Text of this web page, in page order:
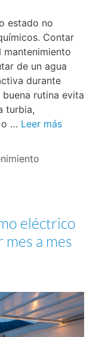
estado no
Contar
mantenimiento
de un agua
durante
rutina evita
turbia,
o … Leer más
eléctrico
mes a mes